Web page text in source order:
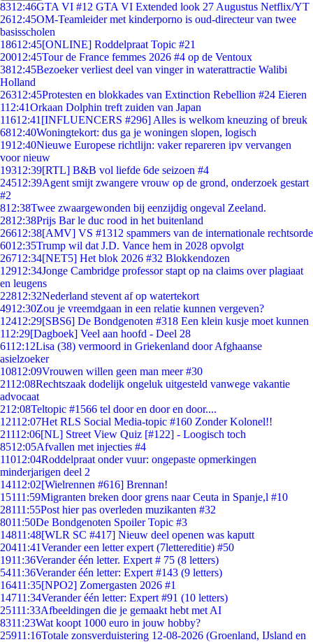
8312:46GTA VI #12 GTA VI Extended look 27 Augustus Netflix/YT
2612:45OM-Teamleider met kinderporno is oud-directeur van twee
basisscholen
18612:45[ONLINE] Roddelpraat Topic #21
20012:45Tour de France femmes 2026 #4 op de Ventoux
3812:45Bezoeker verliest deel van vinger in waterattractie Walibi
Holland
26312:45Protesten en blokkades van Extinction Rebellion #24 Eieren
112:41Orkaan Dolphin treft zuiden van Japan
11612:41 [INFLUENCERS #296] Alles is welkom kneuzing of breuk
6812:40Woningtekort: dus ga je woningen slopen, logisch
1912:40Nieuwe Europese richtlijn: vaker repareren ipv vervangen
voor nieuw
19312:39[RTL] B&B vol liefde 6de seizoen #4
24512:39Agent smijt zwangere vrouw op de grond, onderzoek gestart
#2
812:38Twee zwaargewonden bij eenzijdig ongeval Zeeland.
2812:38Prijs Bar le duc rood in het buitenland
26612:38[AMV] VS #1312 spammers van de internationale rechtsorde
6012:35Trump wil dat J.D. Vance hem in 2028 opvolgt
26712:34[NET5] Het blok 2026 #32 Blokkendozen
12912:34Jonge Cambridge professor stapt op na claims over plagiaat
en leugens
22812:32Nederland stevent af op watertekort
4912:30Zou je vreemdgaan in een relatie kunnen vergeven?
12412:29[SBS6] De Bondgenoten #318 Een klein kusje moet kunnen
112:29[Dagboek] Veel aan hoofd - Deel 28
6112:12Lisa (38) vermoord in Griekenland door Afghaanse
asielzoeker
10812:09Vrouwen willen geen man meer #30
2112:08Rechtszaak dodelijk ongeluk uitgesteld vanwege vakantie
advocaat
212:08Teltopic #1566 tel door en door en door....
12112:07Het RLS Social Media-topic #160 Zonder Kolonel!!
21112:06[NL] Street View Quiz [#122] - Loogisch toch
8512:05Afvallen met injecties #4
11012:04Roddelpraat onder vuur: ongepaste opmerkingen
minderjarigen deel 2
14112:02[Wielrennen #616] Brennan!
15111:59Migranten breken door grens naar Ceuta in Spanje,l #10
28111:55Post hier pas overleden muzikanten #32
8011:50De Bondgenoten Spoiler Topic #3
14811:48[WLR SC #417] Nieuw deel openen was kaputt
20411:41Verander een letter expert (7lettereditie) #50
1911:36Verander één letter. Expert # 75 (8 letters)
5411:36Verander één letter: Expert #143 (9 letters)
16411:35[NPO2] Zomergasten 2026 #1
14711:34Verander één letter: Expert #91 (10 letters)
25111:33Afbeeldingen die je gemaakt hebt met AI
8311:23Wat koopt 1000 euro in jouw hobby?
25911:16Totale zonsverduistering 12-08-2026 (Groenland, IJsland en